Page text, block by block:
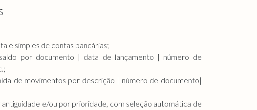
e simples de contas bancárias;
por documento | data de lançamento | número de
de movimentos por descrição | número de documento|
antiguidade e/ou por prioridade, com seleção automática de